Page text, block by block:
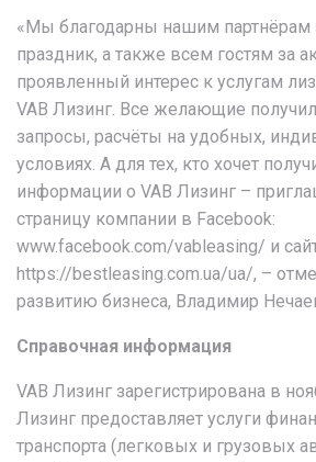
«Мы благодарны нашим партнёрам
праздник, а также всем гостям за
проявленный интерес к услугам
VAB Лизинг. Все желающие
запросы, расчёты на удобных,
условиях. А для тех, кто хочет
информации о VAB Лизинг –
страницу компании в Facebook:
www.facebook.com/vableasing/ и
https://bestleasing.com.ua/ua/, –
развитию бизнеса, Владимир
Справочная информация
VAB Лизинг зарегистрирована в
Лизинг предоставляет услуги
транспорта (легковых и грузовых